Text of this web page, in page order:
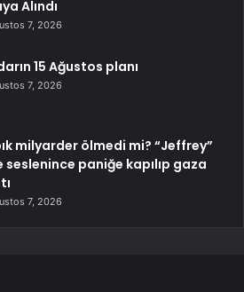
Alındı
7, 2026
15 Ağustos planı
7, 2026
milyarder ölmedi mi? “Jeffrey”
seslenince paniğe kapılıp gaza
7, 2026